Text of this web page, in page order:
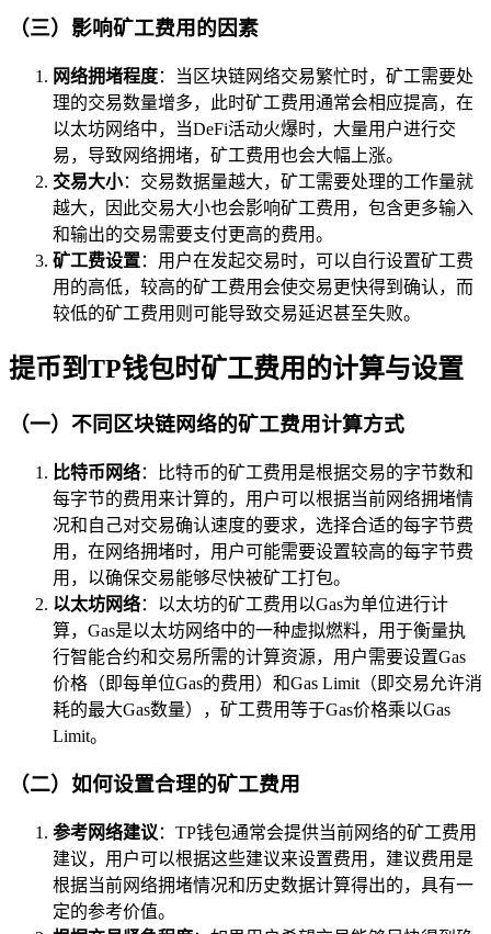
（三）影响矿工费用的因素
网络拥堵程度：当区块链网络交易繁忙时，矿工需要处
理的交易数量增多，此时矿工费用通常会相应提高，在
以太坊网络中，当DeFi活动火爆时，大量用户进行交
易，导致网络拥堵，矿工费用也会大幅上涨。
交易大小：交易数据量越大，矿工需要处理的工作量就
越大，因此交易大小也会影响矿工费用，包含更多输入
和输出的交易需要支付更高的费用。
矿工费设置：用户在发起交易时，可以自行设置矿工费
用的高低，较高的矿工费用会使交易更快得到确认，而
较低的矿工费用则可能导致交易延迟甚至失败。
提币到TP钱包时矿工费用的计算与设置
（一）不同区块链网络的矿工费用计算方式
比特币网络：比特币的矿工费用是根据交易的字节数和
每字节的费用来计算的，用户可以根据当前网络拥堵情
况和自己对交易确认速度的要求，选择合适的每字节费
用，在网络拥堵时，用户可能需要设置较高的每字节费
用，以确保交易能够尽快被矿工打包。
以太坊网络：以太坊的矿工费用以Gas为单位进行计
算，Gas是以太坊网络中的一种虚拟燃料，用于衡量执
行智能合约和交易所需的计算资源，用户需要设置Gas
价格（即每单位Gas的费用）和Gas Limit（即交易允许消
耗的最大Gas数量），矿工费用等于Gas价格乘以Gas
Limit。
（二）如何设置合理的矿工费用
参考网络建议 ：TP钱包通常会提供当前网络的矿工费用
建议，用户可以根据这些建议来设置费用，建议费用是
根据当前网络拥堵情况和历史数据计算得出的，具有一
定的参考价值。